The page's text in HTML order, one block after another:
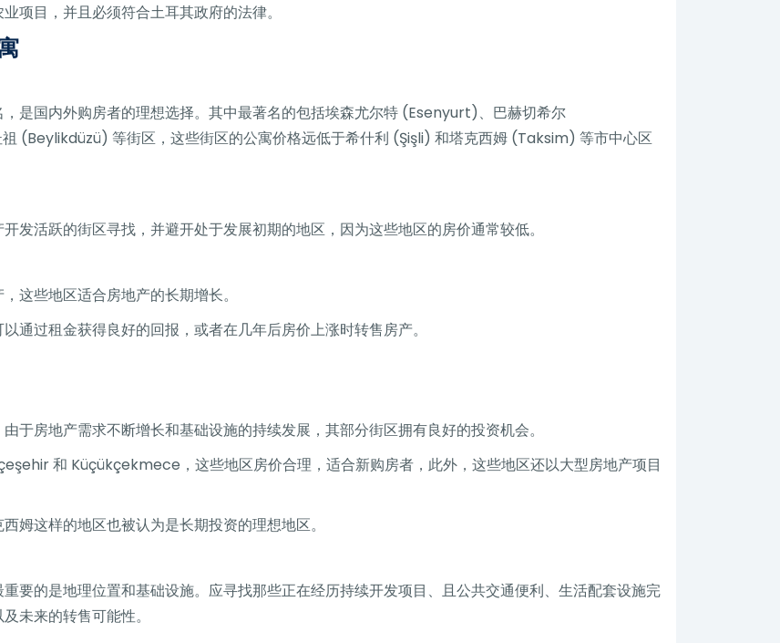
项目，并且必须符合土耳其政府的法律。
是国内外购房者的理想选择。其中最著名的包括埃森尤尔特 (Esenyurt)、巴赫切希尔
(Beylikdüzü) 等街区，这些街区的公寓价格远低于希什利 (Şişli) 和塔克西姆 (Taksim) 等市中心区
发活跃的街区寻找，并避开处于发展初期的地区，因为这些地区的房价通常较低。
这些地区适合房地产的长期增长。
通过租金获得良好的回报，或者在几年后房价上涨时转售房产。
于房地产需求不断增长和基础设施的持续发展，其部分街区拥有良好的投资机会。
和 Küçükçekmece，这些地区房价合理，适合新购房者，此外，这些地区还以大型房地产项目
姆这样的地区也被认为是长期投资的理想地区。
要的是地理位置和基础设施。应寻找那些正在经历持续开发项目、且公共交通便利、生活配套设施完
未来的转售可能性。